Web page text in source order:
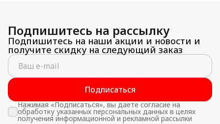
Подпишитесь на рассылку
Подпишитесь на наши акции и новости и
получите скидку на следующий заказ
Подписаться
Нажимая «Подписаться», вы даете согласие на
обработку указанных персональных данных в целях
получения информационной и рекламной рассылки